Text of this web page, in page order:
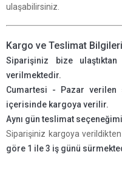
ulaşabilirsiniz.
Kargo ve Teslimat
Siparişiniz bize
verilmektedir.
Cumartesi - Pazar verilen
içerisinde kargoya verilir.
Aynı gün teslimat
Siparişiniz kargoya
göre 1 ile 3 iş günü